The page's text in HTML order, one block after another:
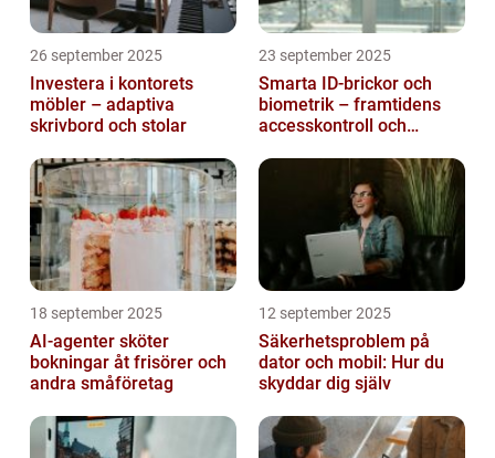
26 september 2025
Investera i kontorets
möbler – adaptiva
skrivbord och stolar
23 september 2025
Smarta ID-brickor och
biometrik – framtidens
accesskontroll och
18 september 2025
AI-agenter sköter
bokningar åt frisörer och
andra småföretag
12 september 2025
Säkerhetsproblem på
dator och mobil: Hur du
skyddar dig själv